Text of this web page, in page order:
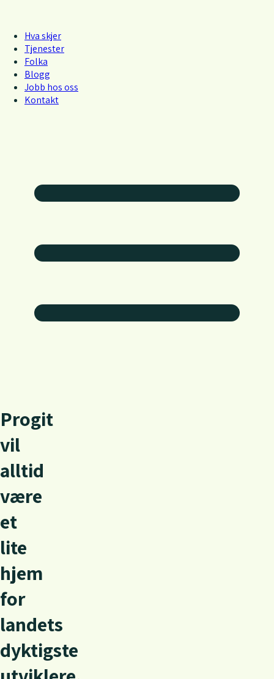
Hva skjer
Tjenester
Folka
Blogg
Jobb hos oss
Kontakt
Progit
vil
alltid
være
et
lite
hjem
for
landets
dyktigste